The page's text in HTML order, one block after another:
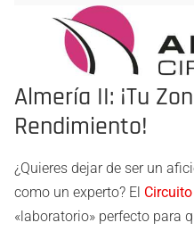
Almería II: ¡Tu
Rendimiento!
¿Quieres dejar de ser un
como un experto? El Circuito
«laboratorio» perfecto para